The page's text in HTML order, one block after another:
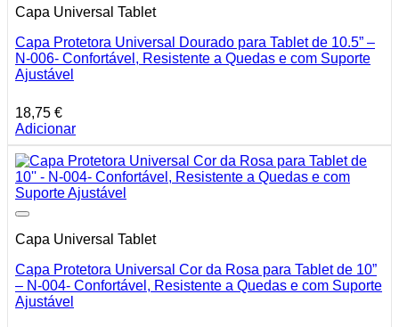
Capa Universal Tablet
Capa Protetora Universal Dourado para Tablet de 10.5” –
N-006- Confortável, Resistente a Quedas e com Suporte
Ajustável
18,75 €
Adicionar
Capa Universal Tablet
Capa Protetora Universal Cor da Rosa para Tablet de 10”
– N-004- Confortável, Resistente a Quedas e com Suporte
Ajustável